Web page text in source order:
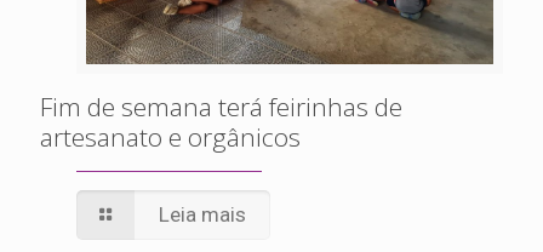
Fim de semana terá feirinhas de
artesanato e orgânicos
Leia mais